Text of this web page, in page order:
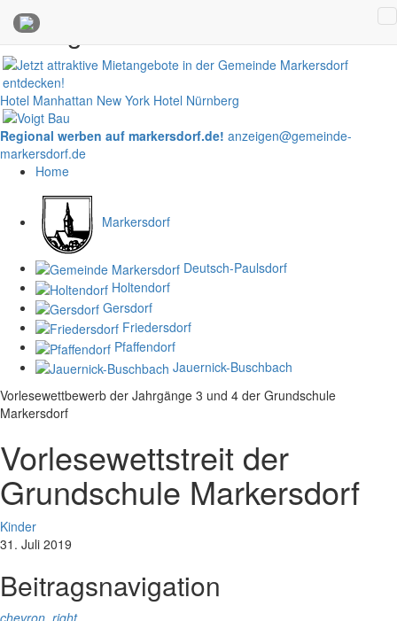
Anzeigen
Hotel Manhattan New York Hotel Nürnberg
Regional werben auf markersdorf.de! anzeigen@gemeinde-
markersdorf.de
Home
Markersdorf
Deutsch-Paulsdorf
Holtendorf
Gersdorf
Friedersdorf
Pfaffendorf
Jauernick-Buschbach
Vorlesewettbewerb der Jahrgänge 3 und 4 der Grundschule
Markersdorf
Vorlesewettstreit der
Grundschule Markersdorf
Kinder
31. Juli 2019
Beitragsnavigation
chevron_right